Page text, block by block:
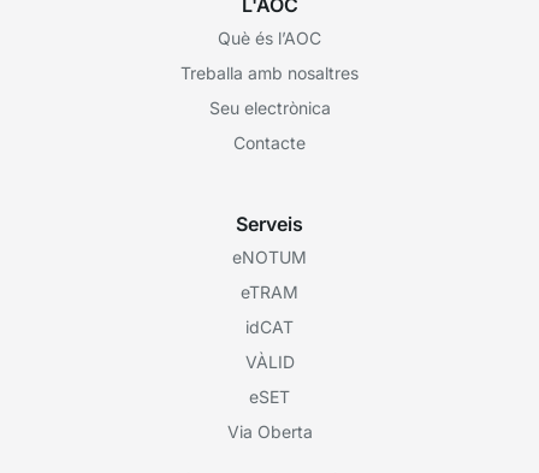
Què és l’AOC
Treballa amb nosaltres
Seu electrònica
Contacte
Serveis
eNOTUM
eTRAM
idCAT
VÀLID
eSET
Via Oberta